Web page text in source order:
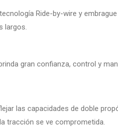
Ride-by-wire y
largos.
gran confianza, control y
las capacidades de doble
tracción se ve comprometida.